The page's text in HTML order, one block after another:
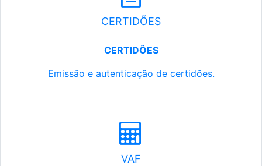
CERTIDÕES
CERTIDÕES
Emissão e autenticação de certidões.
VAF